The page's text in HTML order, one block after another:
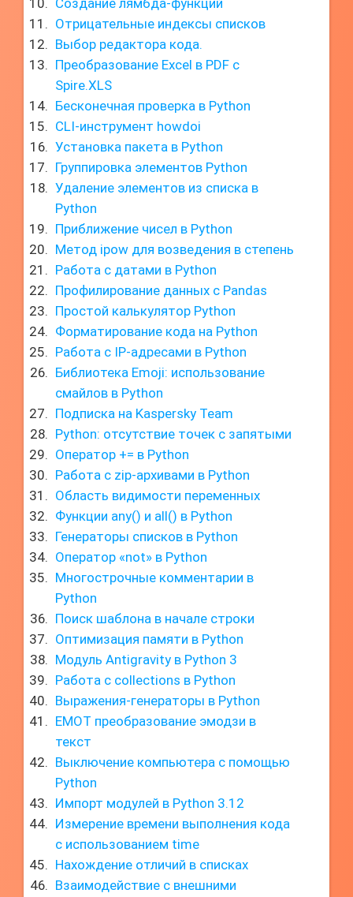
Создание лямбда-функций
Отрицательные индексы списков
Выбор редактора кода.
Преобразование Excel в PDF с
Spire.XLS
Бесконечная проверка в Python
CLI-инструмент howdoi
Установка пакета в Python
Группировка элементов Python
Удаление элементов из списка в
Python
Приближение чисел в Python
Метод ipow для возведения в степень
Работа с датами в Python
Профилирование данных с Pandas
Простой калькулятор Python
Форматирование кода на Python
Работа с IP-адресами в Python
Библиотека Emoji: использование
смайлов в Python
Подписка на Kaspersky Team
Python: отсутствие точек с запятыми
Оператор += в Python
Работа с zip-архивами в Python
Область видимости переменных
Функции any() и all() в Python
Генераторы списков в Python
Оператор «not» в Python
Многострочные комментарии в
Python
Поиск шаблона в начале строки
Оптимизация памяти в Python
Модуль Antigravity в Python 3
Работа с collections в Python
Выражения-генераторы в Python
EMOT преобразование эмодзи в
текст
Выключение компьютера с помощью
Python
Импорт модулей в Python 3.12
Измерение времени выполнения кода
с использованием time
Нахождение отличий в списках
Взаимодействие с внешними